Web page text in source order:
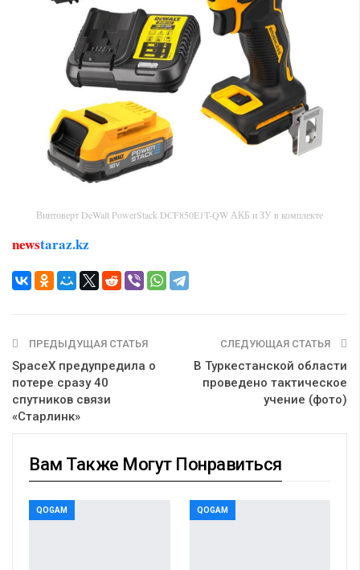
Винтоверт DeWalt PowerStack DCF850E1T-QW АКБ и ЗУ в комплекте
newstaraz.kz
ПРЕДЫДУЩАЯ СТАТЬЯ
SpaceX предупредила о
потере сразу 40
спутников связи
«Старлинк»
СЛЕДУЮЩАЯ СТАТЬЯ
В Туркестанской области
проведено тактическое
учение (фото)
Вам Также Могут Понравиться
QOGAM QOGAM